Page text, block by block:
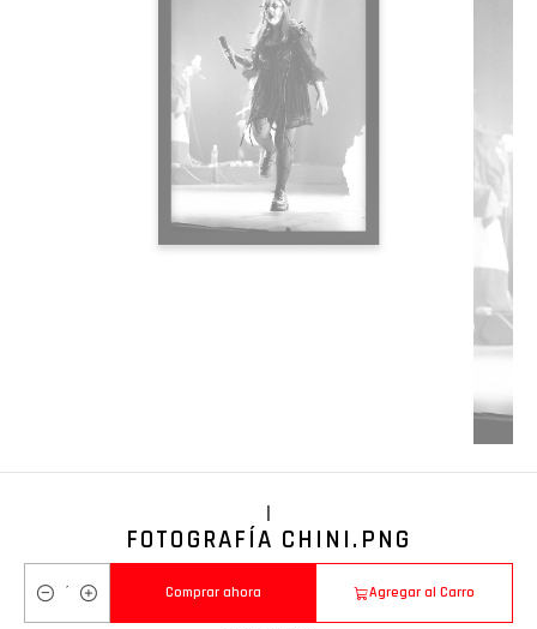
|
FOTOGRAFÍA CHINI.PNG
Cantidad
Agregar al Carro
Comprar ahora